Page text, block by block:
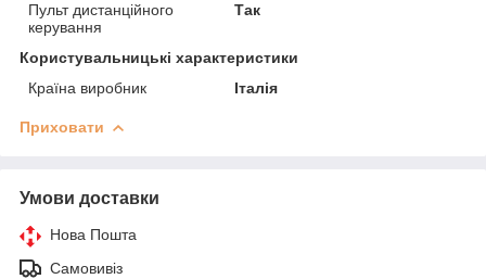
Пульт дистанційного
керування
Так
Користувальницькі характеристики
Країна виробник
Італія
Приховати
Умови доставки
Нова Пошта
Самовивіз